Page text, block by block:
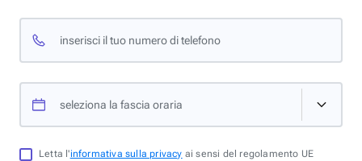
inserisci il tuo numero di telefono
seleziona la fascia oraria
Letta l'informativa sulla privacy ai sensi del regolamento UE